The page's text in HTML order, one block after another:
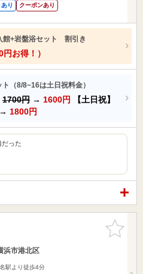
り クーポンあり
館+岩盤浴セット 割引き
お得！）
（8/8~16は土日祝料金）
1700円 → 1600円
【土日祝】
→ 1800円
だった
お気に入
りに追加
浜市港北区
駅より徒歩4分